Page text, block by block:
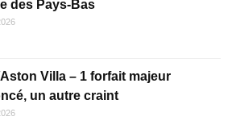
des Pays-Bas
Aston Villa – 1 forfait majeur
un autre craint